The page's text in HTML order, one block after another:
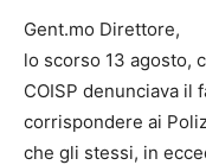
Gent.mo Direttore,
lo scorso 13 agosto,
COISP denunciava il
corrispondere ai
che gli stessi, in